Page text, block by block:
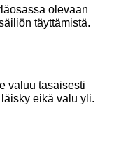
olevaan
täyttämistä.
valuu tasaisesti
eikä valu yli.